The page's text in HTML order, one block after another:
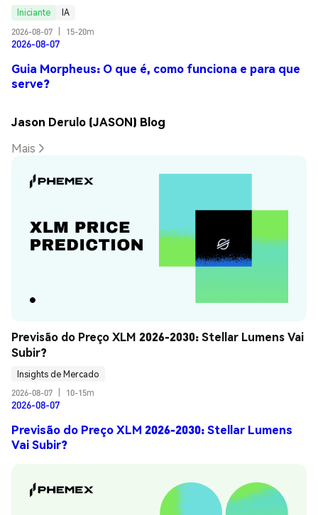
Iniciante
IA
2026-08-07
15-20m
2026-08-07
Guia Morpheus: O que é, como funciona e para que
serve?
Jason Derulo (JASON) Blog
Mais
Previsão do Preço XLM 2026-2030: Stellar Lumens Vai
Subir?
Insights de Mercado
2026-08-07
10-15m
2026-08-07
Previsão do Preço XLM 2026-2030: Stellar Lumens
Vai Subir?